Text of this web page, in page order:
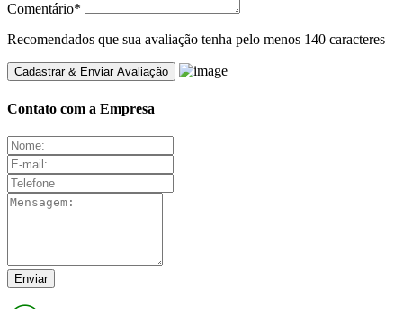
Comentário*
Recomendados que sua avaliação tenha pelo menos 140 caracteres
Contato com a Empresa